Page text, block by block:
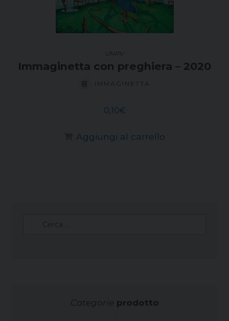
UNPV
Immaginetta con preghiera – 2020
IMMAGINETTA
0,10€
Aggiungi al carrello
Categorie prodotto